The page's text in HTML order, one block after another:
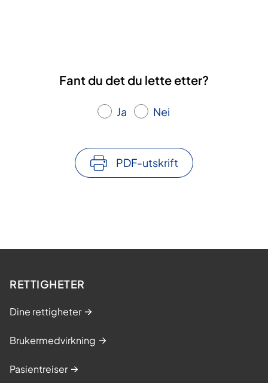
Fant du det du lette etter?
Ja Nei
PDF-utskrift
RETTIGHETER
Dine rettigheter
Brukermedvirkning
Pasientreiser